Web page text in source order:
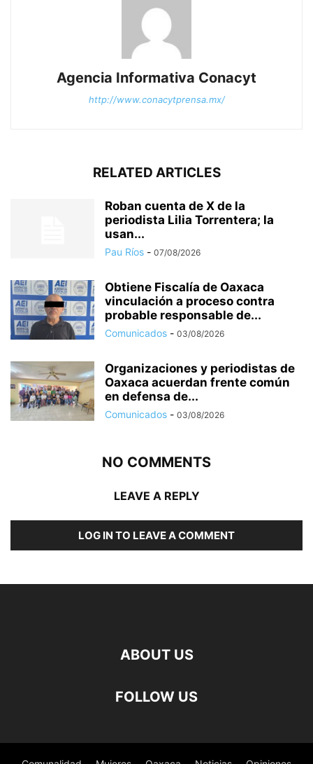
Agencia Informativa Conacyt
http://www.conacytprensa.mx/
RELATED ARTICLES
Roban cuenta de X de la
periodista Lilia Torrentera; la
usan...
Pau Ríos - 07/08/2026
Obtiene Fiscalía de Oaxaca
vinculación a proceso contra
probable responsable de...
Comunicados - 03/08/2026
Organizaciones y periodistas de
Oaxaca acuerdan frente común
en defensa de...
Comunicados - 03/08/2026
NO COMMENTS
LEAVE A REPLY
LOG IN TO LEAVE A COMMENT
ABOUT US
FOLLOW US